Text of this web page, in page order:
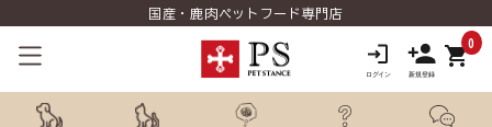
国産・鹿肉ペットフード専門店
shopping_cart0